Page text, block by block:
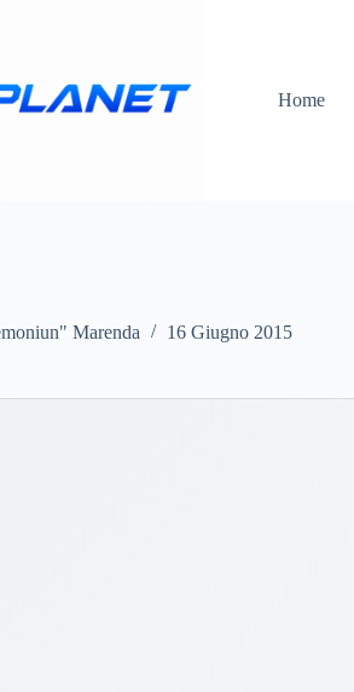
Home
Marenda 16 Giugno 2015